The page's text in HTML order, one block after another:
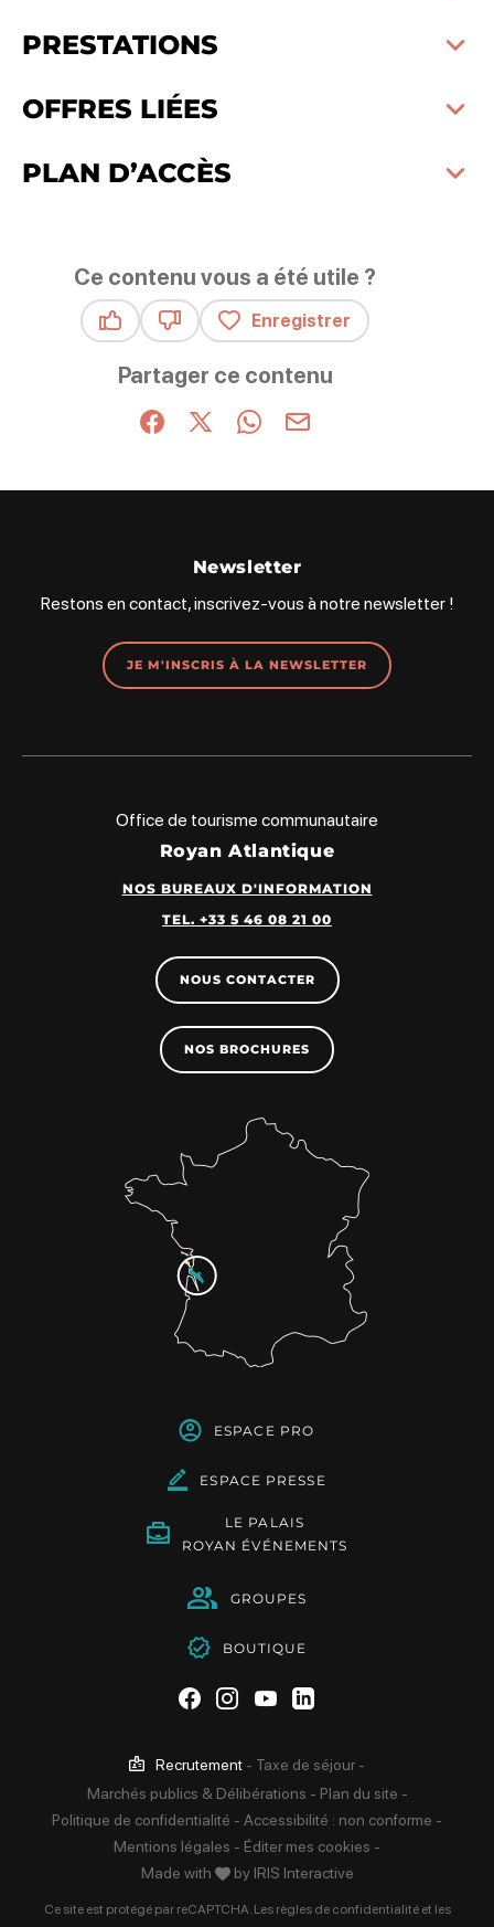
PRESTATIONS
OFFRES LIÉES
PLAN D’ACCÈS
Ce contenu vous a été utile ?
Enregistrer
Partager ce contenu
Partager sur Facebook (nouvelle fenêtre)
Partager sur X / Twitter (nouvelle
Partager sur WhatsApp
Partager par mail
Newsletter
Restons en contact, inscrivez-vous à notre newsletter !
JE M'INSCRIS À LA NEWSLETTER
Office de tourisme communautaire
Royan Atlantique
NOS BUREAUX D'INFORMATION
TEL. +33 5 46 08 21 00
NOUS CONTACTER
NOS BROCHURES
ESPACE PRO
ESPACE PRESSE
LE PALAIS
ROYAN ÉVÉNEMENTS
GROUPES
BOUTIQUE
Suivez-nous sur Facebook
Suivez-nous sur
Suivez-nous sur
Suivez-nous sur
Recrutement - Taxe de séjour -
Marchés publics & Délibérations - Plan du site -
Politique de confidentialité - Accessibilité : non conforme -
Mentions légales - Éditer mes cookies -
Made with
by IRIS Interactive
Ce site est protégé par reCAPTCHA. Les règles de confidentialitéet les